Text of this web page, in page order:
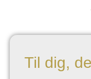
Til dig,